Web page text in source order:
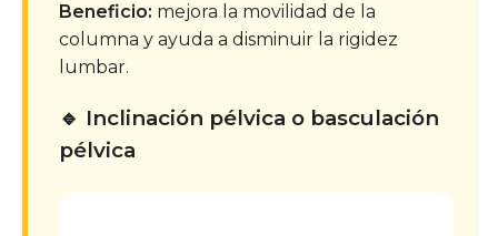
Beneficio: mejora la movilidad de la
columna y ayuda a disminuir la rigidez
lumbar.
🔹 Inclinación pélvica o basculación
pélvica